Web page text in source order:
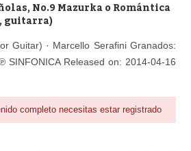
No.9 Mazurka o Romántica
guitarra)
Guitar) · Marcello Serafini Granados:
SINFONICA Released on: 2014-04-16
completo necesitas estar registrado